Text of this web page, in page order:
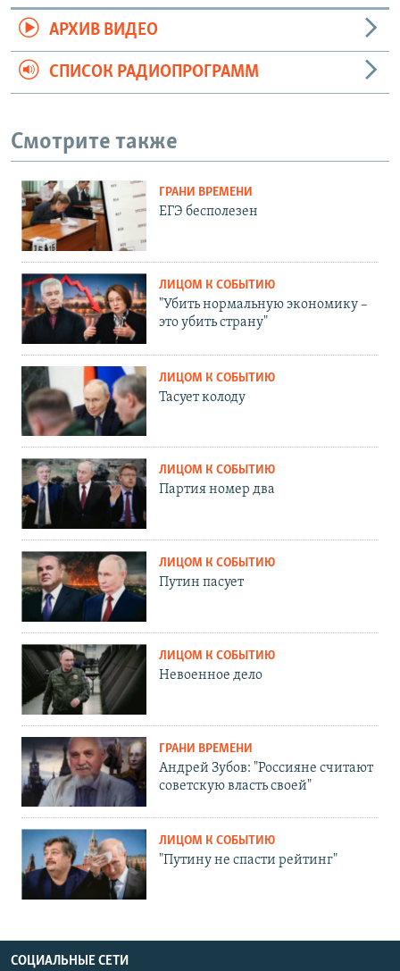
АРХИВ ВИДЕО
СПИСОК РАДИОПРОГРАММ
Смотрите также
ГРАНИ ВРЕМЕНИ
ЕГЭ бесполезен
ЛИЦОМ К СОБЫТИЮ
"Убить нормальную экономику –
это убить страну"
ЛИЦОМ К СОБЫТИЮ
Тасует колоду
ЛИЦОМ К СОБЫТИЮ
Партия номер два
ЛИЦОМ К СОБЫТИЮ
Путин пасует
ЛИЦОМ К СОБЫТИЮ
Невоенное дело
ГРАНИ ВРЕМЕНИ
Андрей Зубов: "Россияне считают
советскую власть своей"
ЛИЦОМ К СОБЫТИЮ
"Путину не спасти рейтинг"
СОЦИАЛЬНЫЕ СЕТИ